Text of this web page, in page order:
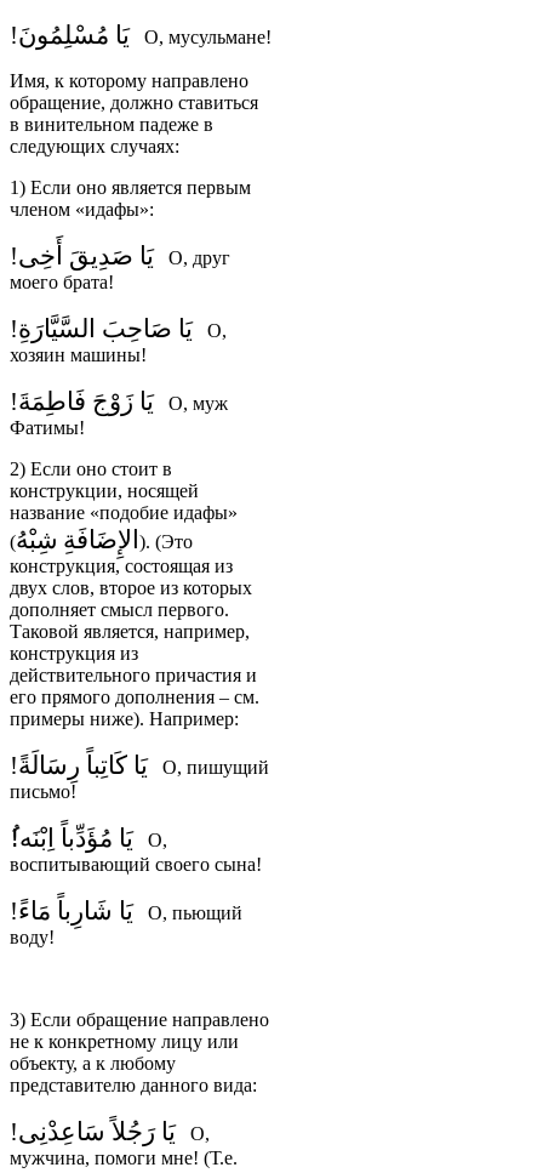
يَا مُسْلِمُونَ! О, мусульмане!
Имя, к которому направлено
обращение, должно ставиться
в винительном падеже в
следующих случаях:
1) Если оно является первым
членом «идафы»:
يَا صَدِيقَ أَخِى! О, друг
моего брата!
يَا صَاحِبَ السَّيَّارَةِ! О,
хозяин машины!
يَا زَوْجَ فَاطِمَةَ! О, муж
Фатимы!
2) Если оно стоит в
конструкции, носящей
название «подобие идафы»
(شِبْهُ الإِضَافَةِ ). (Это
конструкция, состоящая из
двух слов, второе из которых
дополняет смысл первого.
Таковой является, например,
конструкция из
действительного причастия и
его прямого дополнения – см.
примеры ниже). Например:
يَا كَاتِباً رِسَالَةً! О, пишущий
письмо!
يَا مُؤَدِّباً اِبْنَه!ُ О,
воспитывающий своего сына!
يَا شَارِباً مَاءً! О, пьющий
воду!
3) Если обращение направлено
не к конкретному лицу или
объекту, а к любому
представителю данного вида:
يَا رَجُلاً سَاعِدْنِى! О,
мужчина, помоги мне! (Т.е.